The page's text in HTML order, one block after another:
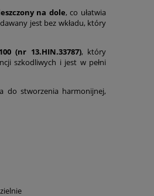
na dole, co ułatwia
jest bez wkładu, który
(nr 13.HIN.33787), który
szkodliwych i jest w pełni
do stworzenia harmonijnej,